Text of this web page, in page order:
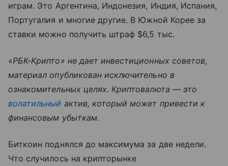
играм. Это Аргентина, Индонезия, Индия, Испания,
Португалия и многие другие. В Южной Корее за
ставки можно получить штраф $6,5 тыс.
«РБК-Крипто» не дает инвестиционных советов,
материал опубликован исключительно в
ознакомительных целях. Криптовалюта — это
волатильный актив, который может привести к
финансовым убыткам.
Биткоин поднялся до максимума за две недели.
Что случилось на крипторынке